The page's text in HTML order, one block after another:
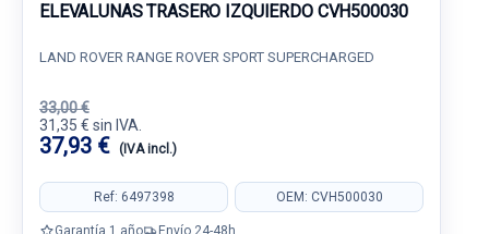
ELEVALUNAS TRASERO IZQUIERDO CVH500030
LAND ROVER RANGE ROVER SPORT SUPERCHARGED
33,00 €
31,35 € sin IVA.
37,93 € (IVA incl.)
Ref: 6497398 OEM: CVH500030
Garantía 1 año Envío 24-48h